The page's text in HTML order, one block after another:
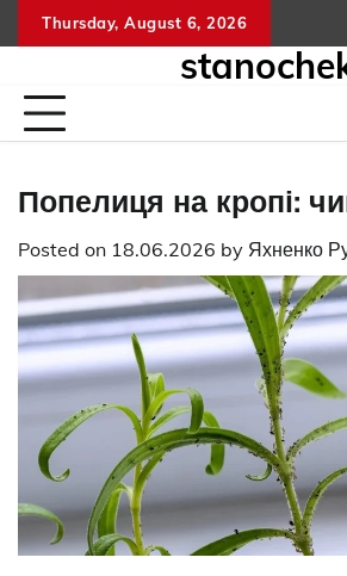
to
Thursday, August 6, 2026
Попелиця на кропі:
Posted on 18.06.2026 by Яхненко